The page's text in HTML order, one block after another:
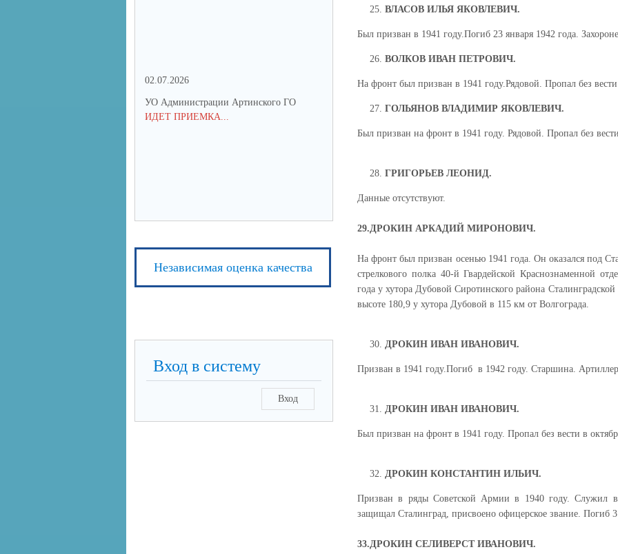
ВЛАСОВ ИЛЬЯ ЯКОВЛЕВИЧ.
Был призван в 1941 году.Погиб 23 января 1942 года.
ВОЛКОВ ИВАН ПЕТРОВИЧ.
На фронт был призван в 1941 году.Рядовой. Пропал без вести
ГОЛЬЯНОВ ВЛАДИМИР ЯКОВЛЕВИЧ.
Был призван на фронт в 1941 году. Рядовой. Пропал без
ГРИГОРЬЕВ ЛЕОНИД.
Данные отсутствуют.
29.ДРОКИН АРКАДИЙ МИРОНОВИЧ.
На фронт был призван осенью 1941 года. Он оказался под
стрелкового полка 40-й Гвардейской Краснознаменной
года у хутора Дубовой Сиротинского района
высоте 180,9 у хутора Дубовой в 115 км от Волгограда.
ДРОКИН ИВАН ИВАНОВИЧ.
Призван в 1941 году.Погиб в 1942 году. Старшина.
ДРОКИН ИВАН ИВАНОВИЧ.
Был призван на фронт в 1941 году. Пропал без вести в
ДРОКИН КОНСТАНТИН ИЛЬИЧ.
Призван в ряды Советской Армии в 1940 году. Служил
защищал Сталинград, присвоено офицерское звание. Погиб
33.ДРОКИН СЕЛИВЕРСТ ИВАНОВИЧ.
02.07.2026
УО Администрации Артинского ГО
ИДЕТ ПРИЕМКА...
25.06.2026
УО Администрации Артинского ГО
ПРИЕМКА АЗИГУЛОВСКОЙ ШКОЛЫ
16.06.2026
УО Администрации
Независимая оценка качества
Вход в систему
Вход